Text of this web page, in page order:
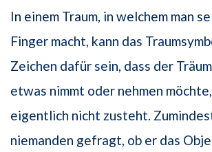
In einem Traum, in welchem man
Finger macht, kann das
Zeichen dafür sein, dass der
etwas nimmt oder nehmen
eigentlich nicht zusteht.
niemanden gefragt, ob er das